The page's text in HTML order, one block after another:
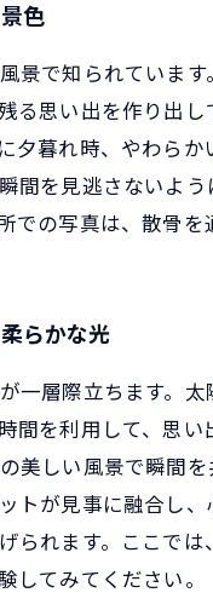
色
景で知られていま
る思い出を作り出
夕暮れ時、やわら
間を見逃さないよ
での写真は、散骨
らかな光
一層際立ちます。
間を利用して、思
美しい風景で瞬間
トが見事に融合し
られます。ここで
してみてください。